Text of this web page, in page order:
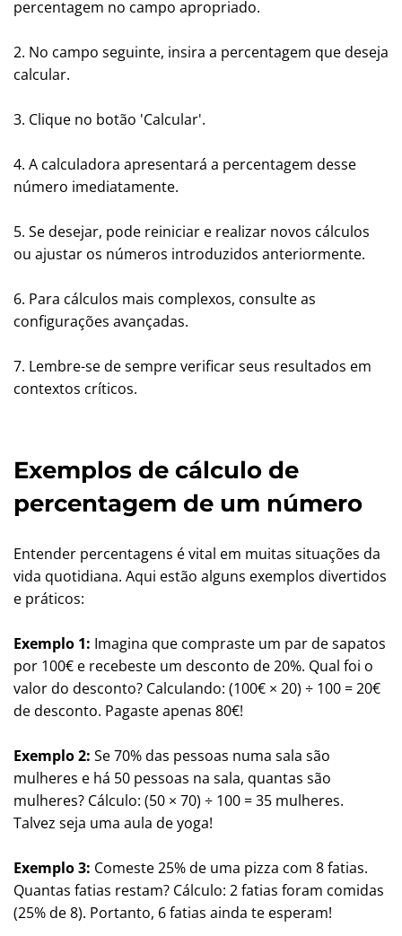
percentagem no campo apropriado.
2. No campo seguinte, insira a percentagem que deseja
calcular.
3. Clique no botão 'Calcular'.
4. A calculadora apresentará a percentagem desse
número imediatamente.
5. Se desejar, pode reiniciar e realizar novos cálculos
ou ajustar os números introduzidos anteriormente.
6. Para cálculos mais complexos, consulte as
configurações avançadas.
7. Lembre-se de sempre verificar seus resultados em
contextos críticos.
Exemplos de cálculo de
percentagem de um número
Entender percentagens é vital em muitas situações da
vida quotidiana. Aqui estão alguns exemplos divertidos
e práticos:
Exemplo 1: Imagina que compraste um par de sapatos
por 100€ e recebeste um desconto de 20%. Qual foi o
valor do desconto? Calculando: (100€ × 20) ÷ 100 = 20€
de desconto. Pagaste apenas 80€!
Exemplo 2: Se 70% das pessoas numa sala são
mulheres e há 50 pessoas na sala, quantas são
mulheres? Cálculo: (50 × 70) ÷ 100 = 35 mulheres.
Talvez seja uma aula de yoga!
Exemplo 3: Comeste 25% de uma pizza com 8 fatias.
Quantas fatias restam? Cálculo: 2 fatias foram comidas
(25% de 8). Portanto, 6 fatias ainda te esperam!